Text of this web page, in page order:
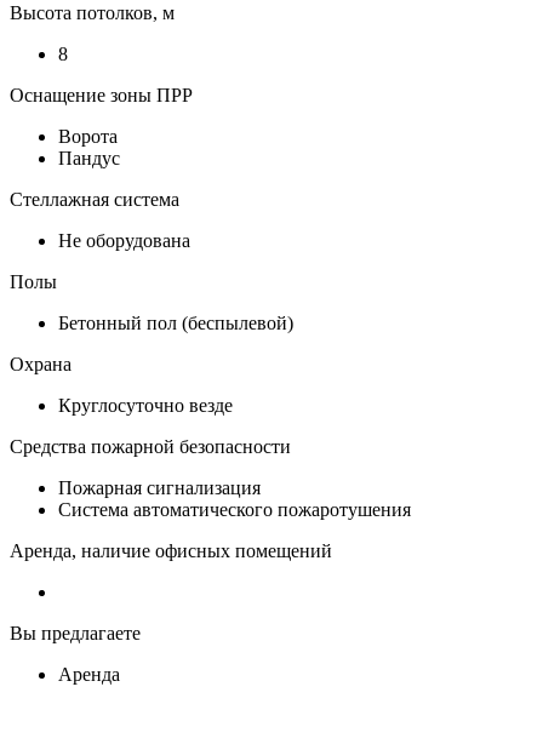
Высота потолков, м
8
Оснащение зоны ПРР
Ворота
Пандус
Стеллажная система
Не оборудована
Полы
Бетонный пол (беспылевой)
Охрана
Круглосуточно везде
Средства пожарной безопасности
Пожарная сигнализация
Система автоматического пожаротушения
Аренда, наличие офисных помещений
Вы предлагаете
Аренда